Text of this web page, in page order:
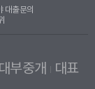
대출문의
부중개
대표